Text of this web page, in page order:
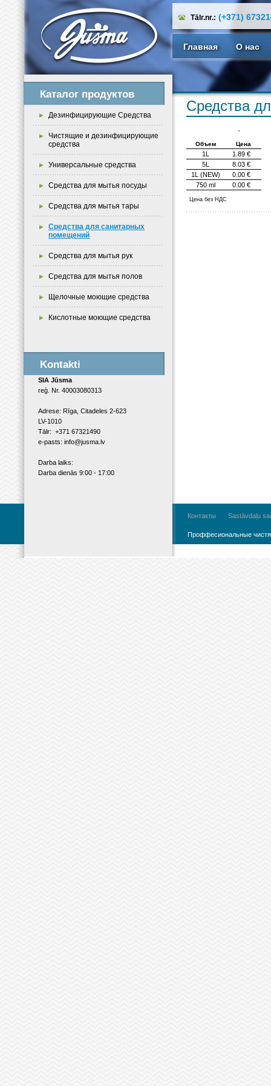
Tālr.nr.: (+371)
Главная О нас
Каталог продуктов
Дезинфицирующие Средства
Чистящие и дезинфицирующие
средства
Универсальные средства
Средства для мытья посуды
Средства для мытья тары
Средства для санитарных
помещений
Средства для мытья рук
Средства для мытья полов
Щелочные моющие средства
Кислотные моющие средства
Kontakti
SIA Jūsma
reģ. Nr. 40003080313
Adrese: Rīga, Citadeles 2-623
LV-1010
Tālr: +371 67321490
e-pasts: info@jusma.lv
Darba laiks:
Darba dienās 9:00 - 17:00
Средства
Объем Цена
1L
1.89 €
5L
8.03 €
1L (NEW)
0.00 €
750 ml
0.00 €
Цена без НДС
Контакты Sastāvdaļu
Проффесиональные